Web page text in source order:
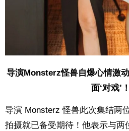
导演Monsterz怪兽自爆心情激
面‘对戏’
导演 Monsterz 怪兽此次集结两
拍摄就已备受期待！他表示与两